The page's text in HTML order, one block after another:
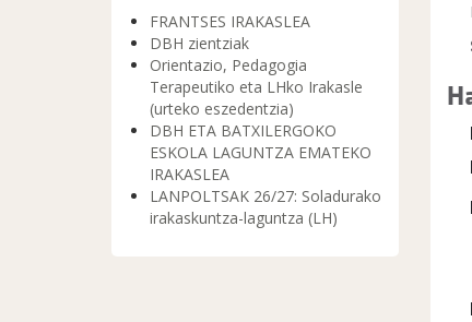
FRANTSES IRAKASLEA
DBH zientziak
Orientazio, Pedagogia
Terapeutiko eta LHko Irakasle
(urteko eszedentzia)
DBH ETA BATXILERGOKO
ESKOLA LAGUNTZA EMATEKO
IRAKASLEA
LANPOLTSAK 26/27: Soladurako
irakaskuntza-laguntza (LH)